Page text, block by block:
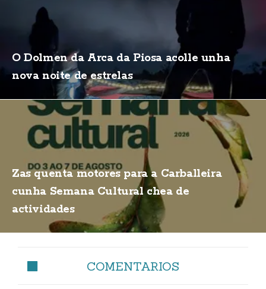
O Dolmen da Arca da Piosa acolle unha
nova noite de estrelas
Zas quenta motores para a Carballeira
cunha Semana Cultural chea de
actividades
COMENTARIOS